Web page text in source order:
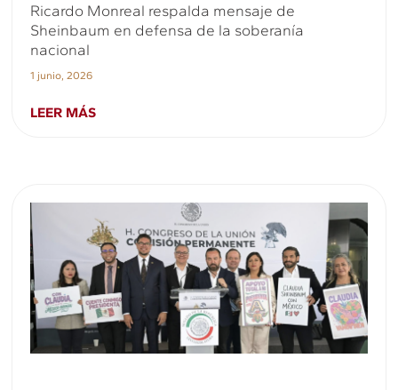
Ricardo Monreal respalda mensaje de
Sheinbaum en defensa de la soberanía
nacional
1 junio, 2026
LEER MÁS